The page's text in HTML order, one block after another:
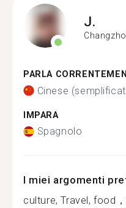
J.
PARLA
Cinese
IMPARA
Spagnolo
I miei argomenti
culture, Travel, food